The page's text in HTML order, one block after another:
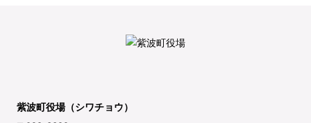
紫波町役場（シワチョウ）